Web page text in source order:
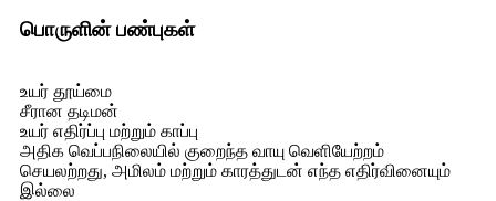
பொருளின் பண்புகள்
உயர் தூய்மை
சீரான தடிமன்
உயர் எதிர்ப்பு மற்றும் காப்பு
அதிக வெப்பநிலையில் குறைந்த வாயு வெளியேற்றம்
செயலற்றது, அமிலம் மற்றும் காரத்துடன் எந்த எதிர்வினையும்
இல்லை